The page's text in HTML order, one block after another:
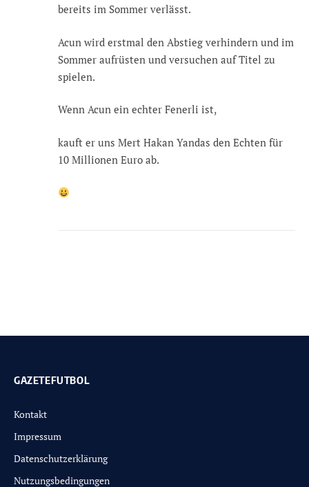
bereits im Sommer verlässt.
Acun wird erstmal den Abstieg verhindern und im
Sommer aufrüsten und versuchen auf Titel zu
spielen.
Wenn Acun ein echter Fenerli ist,
kauft er uns Mert Hakan Yandas den Echten für
10 Millionen Euro ab.
GAZETEFUTBOL
Kontakt
Impressum
Datenschutzerklärung
Nutzungsbedingungen